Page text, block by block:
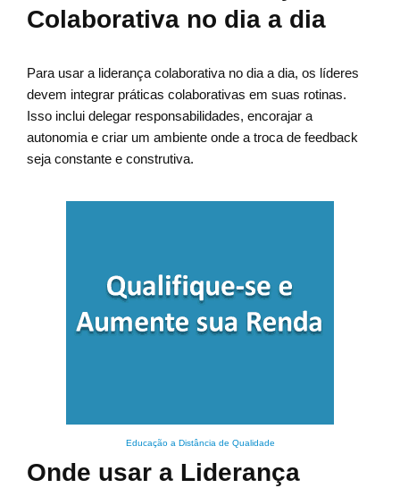
Colaborativa no dia a dia
Para usar a liderança colaborativa no dia a dia, os líderes
devem integrar práticas colaborativas em suas rotinas.
Isso inclui delegar responsabilidades, encorajar a
autonomia e criar um ambiente onde a troca de feedback
seja constante e construtiva.
Educação a Distância de Qualidade
Onde usar a Liderança